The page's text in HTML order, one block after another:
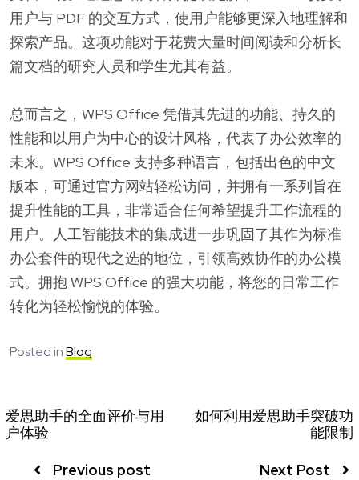
用户与 PDF 的交互方式，使用户能够更深入地理解和
探索产品。这项功能对于花费大量时间阅读和分析长
篇文档的研究人员和学生尤其有益。
总而言之，WPS Office 凭借其先进的功能、持久的
性能和以用户为中心的设计风格，代表了办公效率的
未来。WPS Office 支持多种语言，包括出色的中文
版本，可通过官方网站轻松访问，并拥有一系列旨在
提升性能的工具，非常适合任何希望提升工作流程的
用户。人工智能技术的集成进一步巩固了其作为标准
办公套件的现代之选的地位，引领高效协作的办公模
式。拥抱 WPS Office 的强大功能，将您的日常工作
转化为轻松愉悦的体验。
Posted inBlog
爱思助手的全面评价与用
户体验
Previous post
如何利用爱思助手突破功
能限制
Next Post